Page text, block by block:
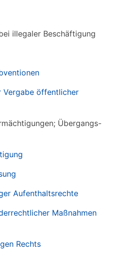
illegaler Beschäftigung
Vergabe öffentlicher
Übergangs-
Aufenthaltsrechte
Maßnahmen
Rechts